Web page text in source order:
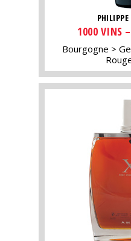
1000 VINS
Bourgogne